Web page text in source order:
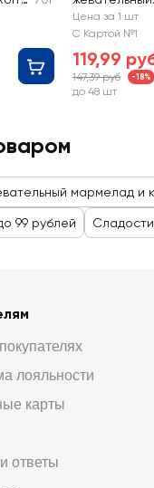
FRUIT-TELLA
mix
Цена за 1 шт
С Картой №1
119,99
147,39 руб -18%
до 48 шт
мармелад и
99 рублей
лояльности
карты
ответы